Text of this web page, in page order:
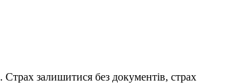
. Страх залишитися без документів, страх